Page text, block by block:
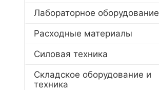
Лабораторное оборудование
Расходные материалы
Силовая техника
Складское оборудование и
техника